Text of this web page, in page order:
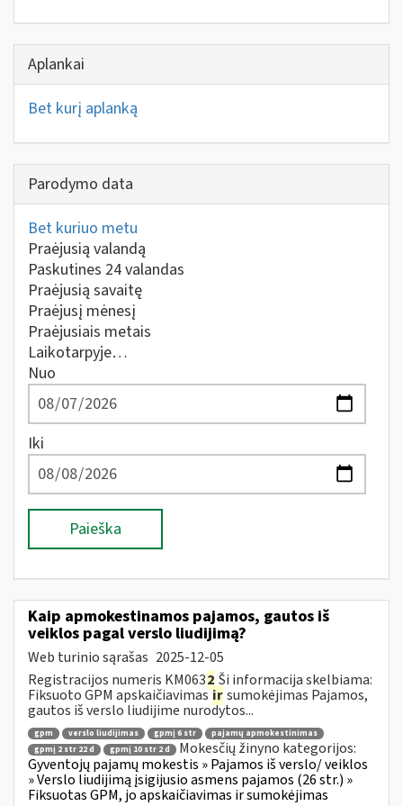
Aplankai
Bet kurį aplanką
Parodymo data
Bet kuriuo metu
Praėjusią valandą
Paskutines 24 valandas
Praėjusią savaitę
Praėjusį mėnesį
Praėjusiais metais
Laikotarpyje…
Nuo
Iki
Paieška
Kaip apmokestinamos pajamos, gautos iš
veiklos pagal verslo liudijimą?
Web turinio sąrašas 2025-12-05
Registracijos numeris KM0632 Ši informacija skelbiama:
Fiksuoto GPM apskaičiavimasirsumokėjimas Pajamos,
gautos iš verslo liudijime nurodytos...
gpm verslo liudijimas gpmį 6 str
pajamų apmokestinimas
gpmį 2 str 22 d
gpmį 10 str 2 d
Mokesčių žinyno kategorijos:
Gyventojų pajamų mokestis » Pajamos iš verslo/ veiklos
» Verslo liudijimą įsigijusio asmens pajamos (26 str.) »
Fiksuotas GPM, jo apskaičiavimas ir sumokėjimas